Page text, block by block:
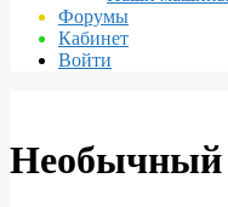
Форумы
Кабинет
Войти
Необычный